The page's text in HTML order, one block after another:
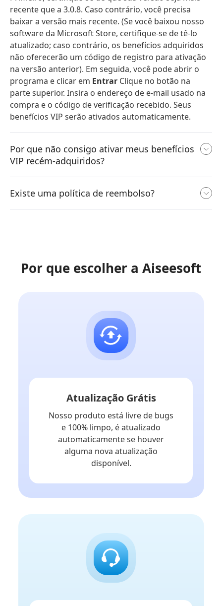
recente que a 3.0.8. Caso contrário, você precisa
baixar a versão mais recente. (Se você baixou nosso
software da Microsoft Store, certifique-se de tê-lo
atualizado; caso contrário, os benefícios adquiridos
não oferecerão um código de registro para ativação
na versão anterior). Em seguida, você pode abrir o
programa e clicar em Entrar Clique no botão na
parte superior. Insira o endereço de e-mail usado na
compra e o código de verificação recebido. Seus
benefícios VIP serão ativados automaticamente.
Por que não consigo ativar meus benefícios
VIP recém-adquiridos?
Existe uma política de reembolso?
Por que escolher a Aiseesoft
Atualização Grátis
Nosso produto está livre de bugs
e 100% limpo, é atualizado
automaticamente se houver
alguma nova atualização
disponível.